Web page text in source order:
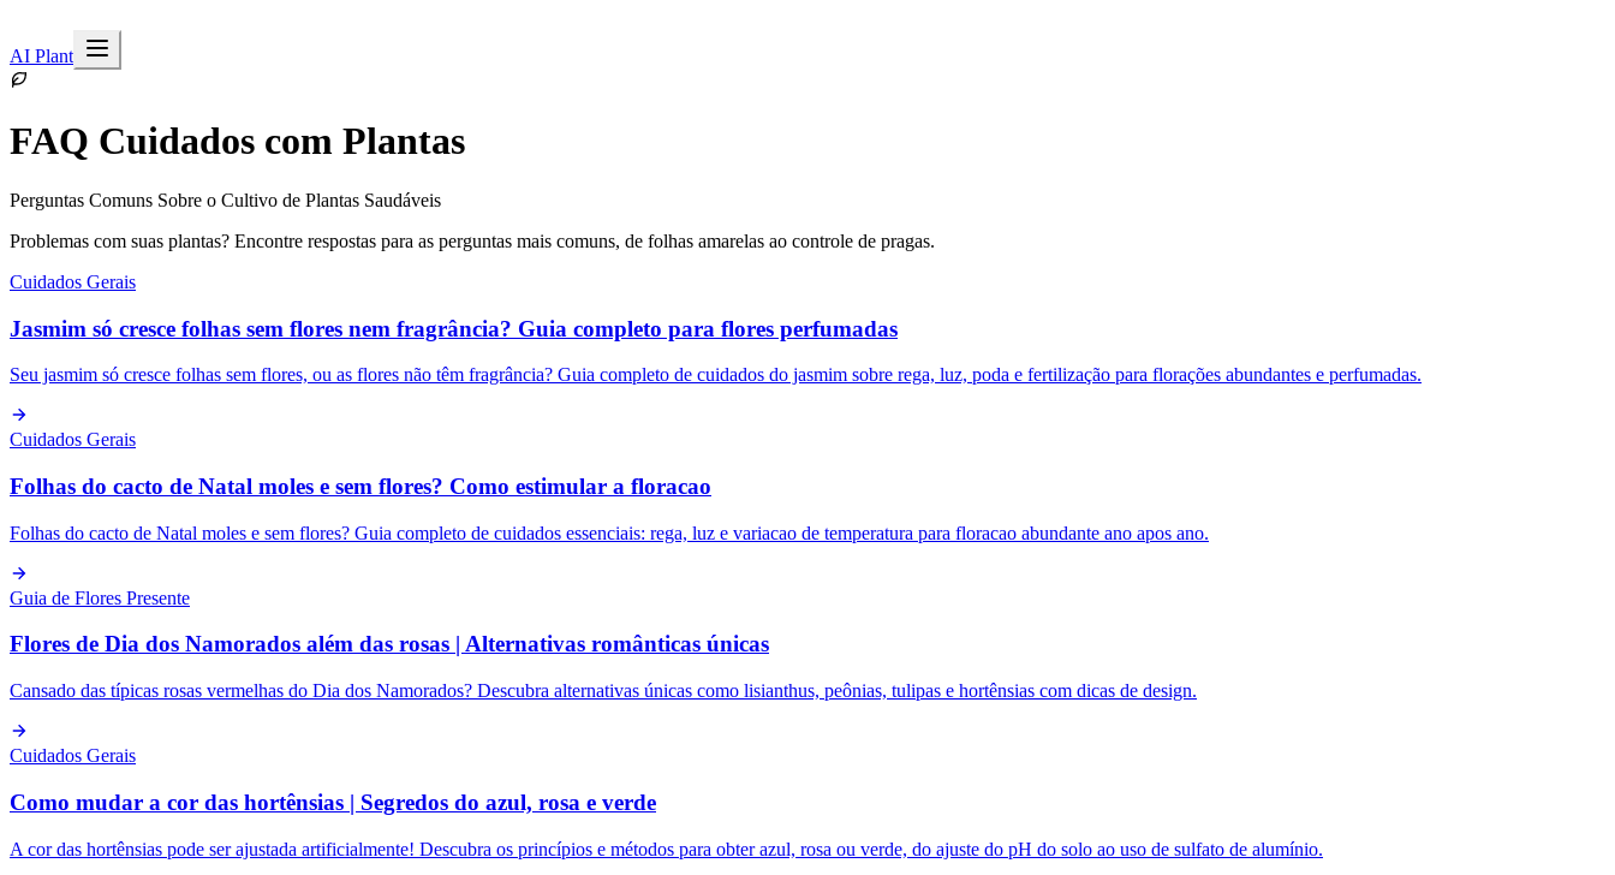
AI Plant
FAQ Cuidados com Plantas
Perguntas Comuns Sobre o Cultivo de Plantas Saudáveis
Problemas com suas plantas? Encontre respostas para as perguntas mais comuns, de folhas amarelas ao controle de pragas.
Cuidados Gerais
Jasmim só cresce folhas sem flores nem fragrância? Guia completo para flores perfumadas
Seu jasmim só cresce folhas sem flores, ou as flores não têm fragrância? Guia completo de cuidados do jasmim sobre rega, luz, poda e fertilização para florações abundantes e perfumadas.
Cuidados Gerais
Folhas do cacto de Natal moles e sem flores? Como estimular a floracao
Folhas do cacto de Natal moles e sem flores? Guia completo de cuidados essenciais: rega, luz e variacao de temperatura para floracao abundante ano apos ano.
Guia de Flores Presente
Flores de Dia dos Namorados além das rosas | Alternativas românticas únicas
Cansado das típicas rosas vermelhas do Dia dos Namorados? Descubra alternativas únicas como lisianthus, peônias, tulipas e hortênsias com dicas de design.
Cuidados Gerais
Como mudar a cor das hortênsias | Segredos do azul, rosa e verde
A cor das hortênsias pode ser ajustada artificialmente! Descubra os princípios e métodos para obter azul, rosa ou verde, do ajuste do pH do solo ao uso de sulfato de alumínio.